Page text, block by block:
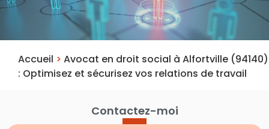
Accueil > Avocat en droit social à Alfortville (94140)
: Optimisez et sécurisez vos relations de travail
Contactez-moi